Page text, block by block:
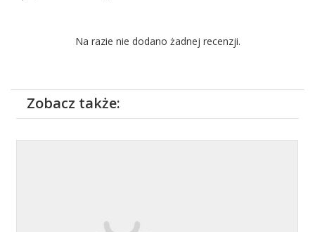
Na razie nie dodano żadnej recenzji.
Zobacz także: